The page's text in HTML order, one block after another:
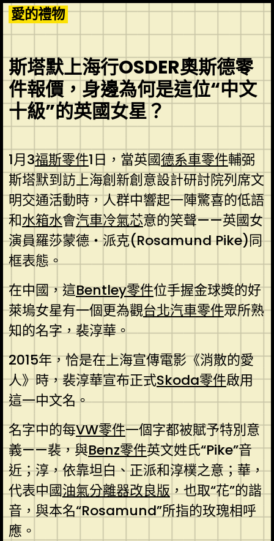
Skip
to
content
愛的禮物
斯塔默上海行OSDER奧斯德零
件報價，身邊為何是這位“中文
十級”的英國女星？
1月3福斯零件1日，當英國德系車零件輔弼
斯塔默到訪上海創新創意設計研討院列席文
明交通活動時，人群中響起一陣驚喜的低語
和水箱水會汽車冷氣芯意的笑聲——英國女
演員羅莎蒙德・派克(Rosamund Pike)同
框表態。
在中國，這Bentley零件位手握金球獎的好
萊塢女星有一個更為觀台北汽車零件眾所熟
知的名字，裴淳華。
2015年，恰是在上海宣傳電影《消散的愛
人》時，裴淳華宣布正式Skoda零件啟用
這一中文名。
名字中的每VW零件一個字都被賦予特別意
義——裴，與Benz零件英文姓氏“Pike”音
近；淳，依靠坦白、正派和淳樸之意；華，
代表中國油氣分離器改良版，也取“花”的諧
音，與本名“Rosamund”所指的玫瑰相呼
應。